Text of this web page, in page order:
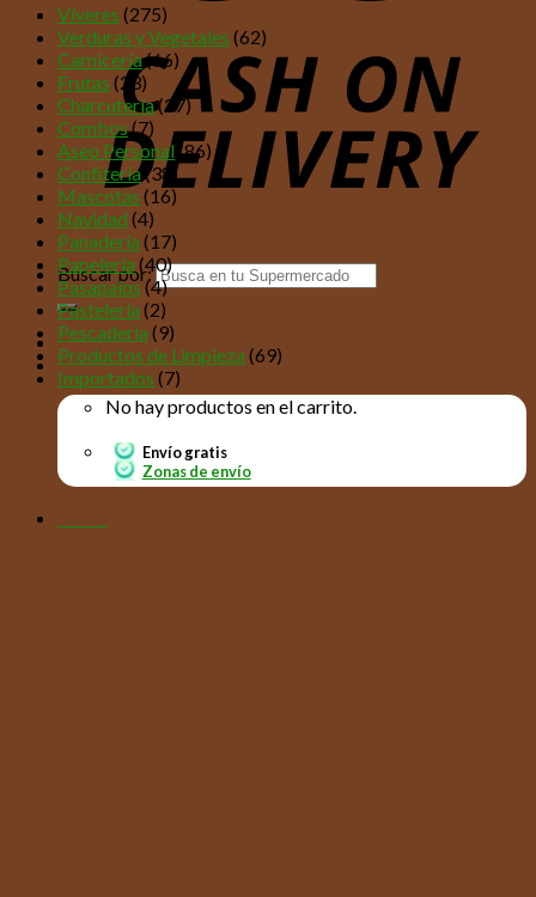
Buscar por:
Acceder / Registrarse
$0,00
No hay productos en el carrito.
Envío gratis
Zonas de envío
Víveres (275)
Verduras y Vegetales (62)
Carnicería(66)
Frutas (23)
Charcutería(27)
Combos(7)
Aseo Personal (86)
Confitería (38)
Mascotas (16)
Navidad (4)
Panadería (17)
Papelería (40)
Pasapalos(4)
Pastelería (2)
Pescadería (9)
Productos de Limpieza (69)
Importados (7)